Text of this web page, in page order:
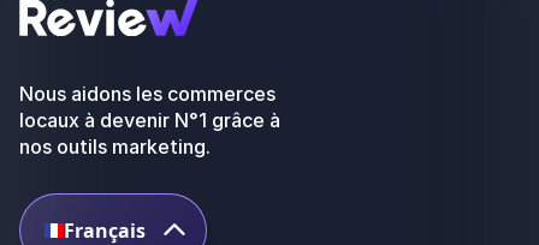
Nous aidons les commerces
locaux à devenir N°1 grâce à
nos outils marketing.
Français